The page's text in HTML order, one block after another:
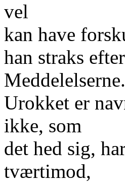
vel
kan have
han straks
Meddelelserne.
Urokket er
ikke, som
det hed sig,
tværtimod,